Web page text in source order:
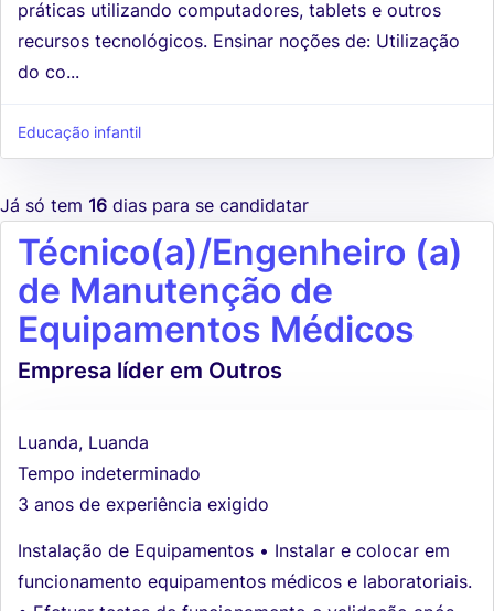
práticas utilizando computadores, tablets e outros
recursos tecnológicos. Ensinar noções de: Utilização
do co...
Educação infantil
Já só tem 16 dias para se candidatar
Técnico(a)/Engenheiro (a)
de Manutenção de
Equipamentos Médicos
Empresa líder em Outros
Luanda, Luanda
Tempo indeterminado
3 anos de experiência exigido
Instalação de Equipamentos • Instalar e colocar em
funcionamento equipamentos médicos e laboratoriais.